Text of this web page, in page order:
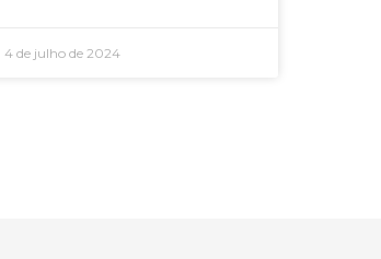
4 de julho de 2024